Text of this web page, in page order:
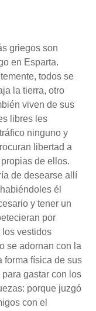
griegos son
en Esparta.
todos se
la tierra, otro
viven de sus
libres les
ninguno y
libertad a
de ellos.
de desearse allí
él
y tener un
por
los vestidos
se adornan con la
forma física de sus
gastar con los
porque juzgó
con el